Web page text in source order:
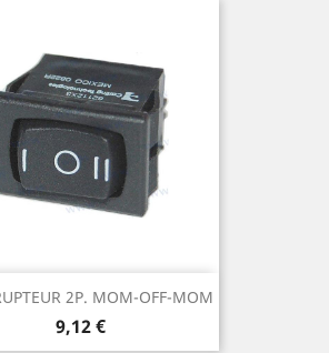
2P. MOM-OFF-MOM
Prix
9,12 €